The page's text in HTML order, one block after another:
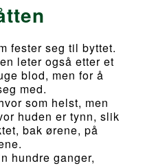
fester seg til byttet.
leter også etter et
blod, men for å
med.
som helst, men
huden er tynn, slik
bak ørene, på
hundre ganger,